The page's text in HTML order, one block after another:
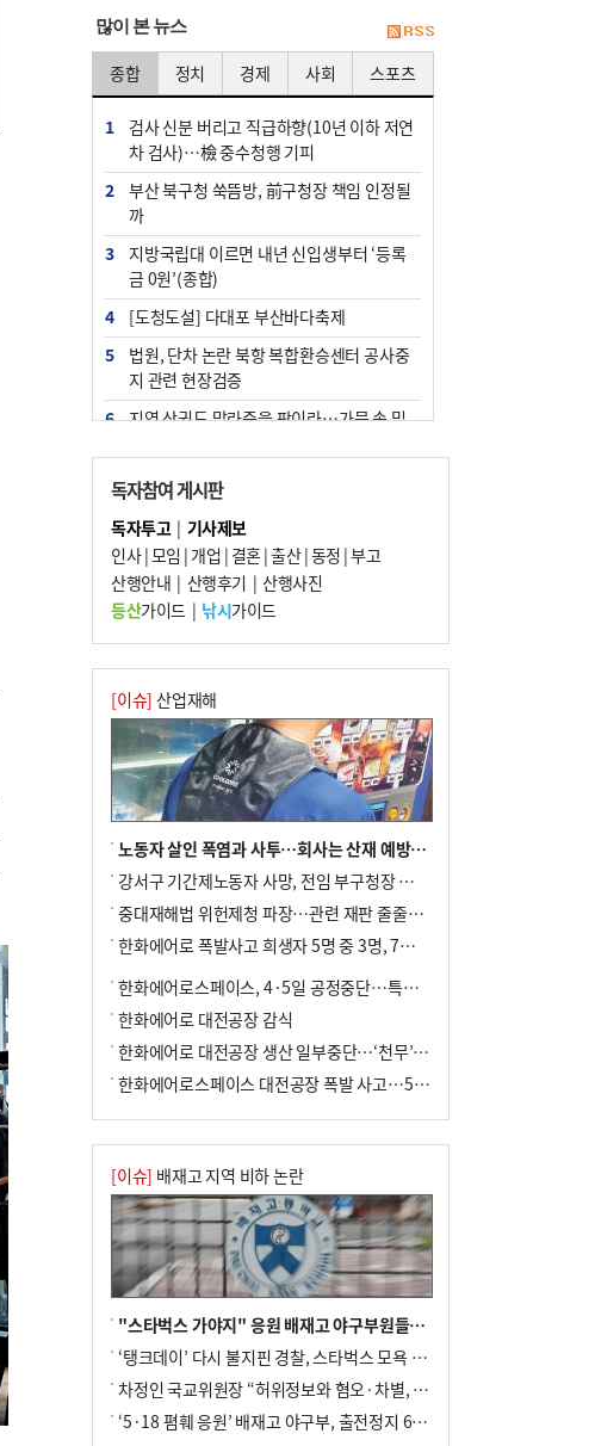
많이 본 뉴스
종합 정치 경제 사회 스포츠
1
검사 신분 버리고 직급하향(10년 이하 저연
차 검사)…檢 중수청행 기피
2
부산 북구청 쑥뜸방, 前구청장 책임 인정될
까
3
지방국립대 이르면 내년 신입생부터 ‘등록
금 0원’(종합)
4
[도청도설] 다대포 부산바다축제
5
법원, 단차 논란 북항 복합환승센터 공사중
지 관련 현장검증
6
지역 상권도 말라죽을 판이라…가뭄 속 밀
7
통영시민 추석 전 35만 원 받는다
8
부산 철강공장 50대 노동자 추락사
9
국힘 부산시당, ‘정이한 조력’ 시의원 윤리
위에…‘한동훈 지지’도 신고접수
10 해양수산부 신청사 북항재개발 부지에 짓
는다
독자참여 게시판
독자투고| 기사제보
인사|모임 | 개업 | 결혼|출산|동정 |부고
산행안내 | 산행후기 | 산행사진
등산가이드| 낚시가이드
[이슈] 산업재해
노동자 살인 폭염과 사투…회사는 산재 예방·전기료 절감 전력
강서구 기간제노동자 사망, 전임 부구청장 檢 송치
중대재해법 위헌제청 파장…관련 재판 줄줄이 브레이크
한화에어로 폭발사고 희생자 5명 중 3명, 7일 영면
한화에어로스페이스, 4·5일 공정중단…특별 안전점검
한화에어로 대전공장 감식
한화에어로 대전공장 생산 일부중단…‘천무’ 수출 비상
한화에어로스페이스 대전공장 폭발 사고…5명 사망·2명 부상(종합)
[이슈] 배재고 지역 비하 논란
"스타벅스 가야지" 응원 배재고 야구부원들, 학교서 징계 처분
‘탱크데이’ 다시 불지핀 경찰, 스타벅스 모욕 혐의 압수수색
차정인 국교위원장 “허위정보와 혐오·차별, 학교 교실까지 유입"
‘5·18 폄훼 응원’ 배재고 야구부, 출전정지 6개월→1개월 감경